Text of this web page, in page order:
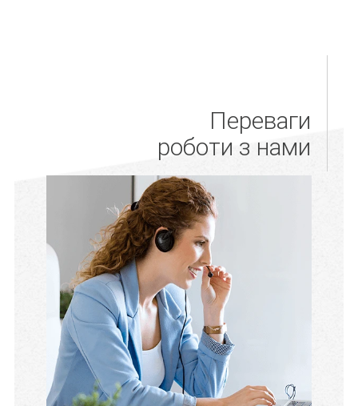
Переваги
роботи з нами